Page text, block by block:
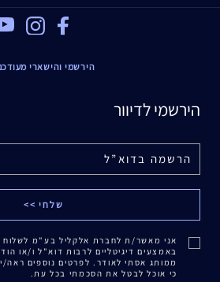
הירשמי והישארי
הירשמי לדיוור
אני מאשר/ת לחברת אלקליל בע"מ לשלוח
ממותג אסתי לאודר. לפרטים נוספים ראה/י
כי אוכל לבטל את הסכמתי בכל עת.